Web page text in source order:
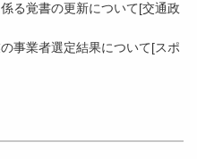
る覚書の更新について[交通政
事業者選定結果について[スポ